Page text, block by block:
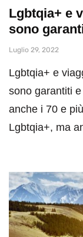
Lgbtqia+ e
sono
Luglio 29, 2022
Lgbtqia+ e
sono garantiti
anche i 70 e
Lgbtqia+, ma